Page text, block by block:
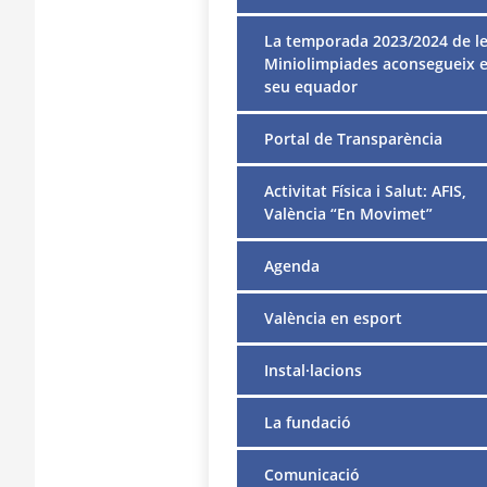
La temporada 2023/2024 de
Miniolimpiades aconsegueix
seu equador
Portal de Transparència
Activitat Física i Salut: AFIS,
València “En Movimet”
Agenda
València en esport
Instal·lacions
La fundació
Comunicació